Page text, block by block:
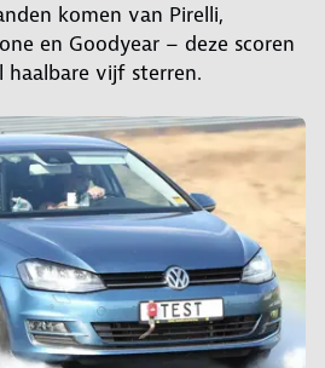
komen van Pirelli,
en Goodyear – deze scoren
vijf sterren.